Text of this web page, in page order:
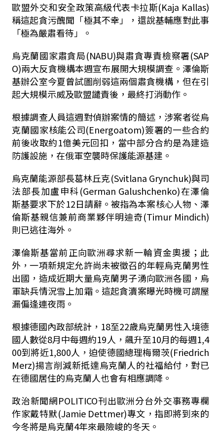
歐盟外交和安全政策高級代表卡拉斯(Kaja Kallas)
稱這起貪污醜聞「極其不幸」，還說基輔應對此事
「極為嚴肅看待」。
烏克蘭國家肅貪局(NABU)與肅貪專責檢察署(SAP
O)兩大反貪機構本週宣布展開大規模調查。澤倫斯
基辦公室今夏曾試圖削弱這兩個肅貪機構，但在引
起大規模示威及歐盟譴責後，最終打消動作。
根據調查人員這週對偵辦案情的簡述，涉案者從烏
克蘭國家核能公司(Energoatom)簽署的一些合約
前後收取約1億美元回扣，當中部分合約是為建造
防護設施，在俄軍空襲時保護能源基建。
烏克蘭能源部長葛林丘克(Svitlana Grynchuk)與司
法部長加盧申科(German Galushchenko)在澤倫
斯基要求下於12日請辭。被指為本案核心人物、澤
倫斯基親信兼前商業夥伴明迪奇(Timur Mindich)
則已逃往海外。
澤倫斯基當前正向歐洲尋求新一輪資金奧援；此
外，一項新規定允許尚未被徵召的年輕烏克蘭男性
出國，造成近期大量烏克蘭男子湧向歐洲各國，烏
軍缺兵情況雪上加霜。這起貪瀆案曝光時機可謂屋
漏偏逢連夜雨。
根據德國內政部統計，18至22歲烏克蘭男性入境德
國人數從8月中每週約19人，飆升至10月的每週1,4
00到將近1,800人，迫使德國總理梅爾茨(Friedrich
Merz)揚言削減新抵達烏克蘭人的社福給付，對已
在德國居住的烏克蘭人也會有相應調降。
政治新聞網POLITICO刊出歐洲分台外交事務專欄
作家戴特默(Jamie Dettmer)專文，指即將到來的
今冬將是烏克蘭4年來最險峻的冬天。